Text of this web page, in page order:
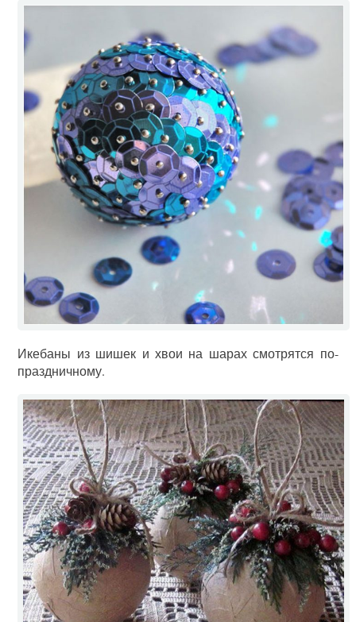
Икебаны из шишек и хвои на шарах смотрятся по-
праздничному.